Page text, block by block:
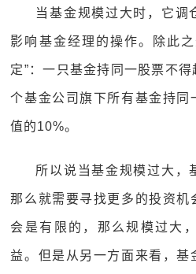
当基金规模过大时，它调
影响基金经理的操作。除此
定”：一只基金持同一股票不
个基金公司旗下所有基金持同
值的10%。
所以说当基金规模过大，
那么就需要寻找更多的投资机
会是有限的，那么规模过大
益。但是从另一方面来看，基